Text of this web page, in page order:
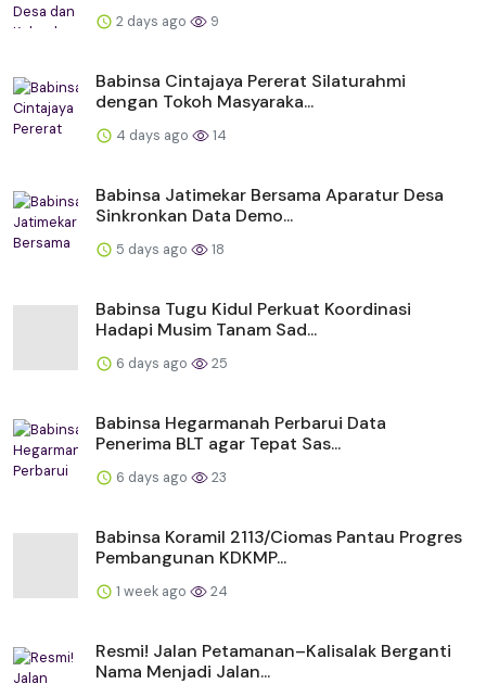
2 days ago 9
Babinsa Cintajaya Pererat Silaturahmi
dengan Tokoh Masyaraka...
4 days ago 14
Babinsa Jatimekar Bersama Aparatur Desa
Sinkronkan Data Demo...
5 days ago 18
Babinsa Tugu Kidul Perkuat Koordinasi
Hadapi Musim Tanam Sad...
6 days ago 25
Babinsa Hegarmanah Perbarui Data
Penerima BLT agar Tepat Sas...
6 days ago 23
Babinsa Koramil 2113/Ciomas Pantau Progres
Pembangunan KDKMP...
1 week ago 24
Resmi! Jalan Petamanan–Kalisalak Berganti
Nama Menjadi Jalan...